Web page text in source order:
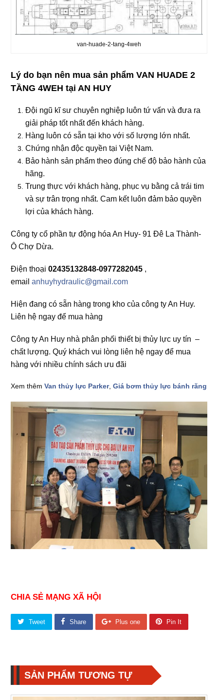
van-huade-2-tang-4weh
Lý do bạn nên mua sản phẩm VAN HUADE 2
TẦNG 4WEH tại AN HUY
Đội ngũ kĩ sư chuyên nghiệp luôn tứ vấn và đưa ra
giải pháp tốt nhất đến khách hàng.
Hàng luôn có sẵn tại kho với số lượng lớn nhất.
Chứng nhận độc quyền tại Việt Nam.
Bảo hành sản phẩm theo đúng chế độ bảo hành của
hãng.
Trung thực với khách hàng, phục vụ bằng cả trái tim
và sự trân trọng nhất. Cam kết luôn đảm bảo quyền
lợi của khách hàng.
Công ty cổ phần tự động hóa An Huy- 91 Đê La Thành-
Ô Chợ Dừa.
Điện thoại02435132848-0977282045 ,
emailanhuyhydraulic@gmail.com
Hiện đang có sẵn hàng trong kho của công ty An Huy.
Liên hệ ngay để mua hàng
Công ty An Huy nhà phân phối thiết bị thủy lực uy tín –
chất lượng. Quý khách vui lòng liên hệ ngay để mua
hàng với nhiều chính sách ưu đãi
Xem thêmVan thủy lực Parker,Giá bơm thủy lực bánh răng
CHIA SẺ MẠNG XÃ HỘI
Tweet Share Plus one Pin It
SẢN PHẨM TƯƠNG TỰ